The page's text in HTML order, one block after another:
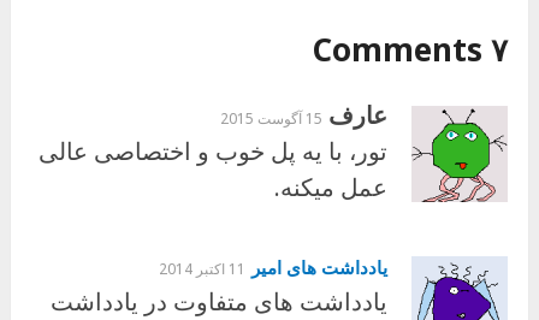
۷ Comments
عارف 15 آگوست 2015
تور، با یه پل خوب و اختصاصی عالی
عمل میکنه.
یادداشت های امیر 11 اکتبر 2014
یادداشت های متفاوت در یادداشت